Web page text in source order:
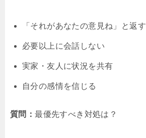
「それがあなたの意見ね」と返す
必要以上に会話しない
実家・友人に状況を共有
自分の感情を信じる
質問：最優先すべき対処は？